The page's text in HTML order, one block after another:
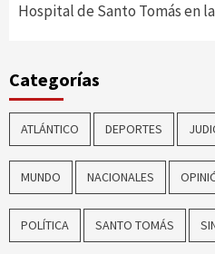
Hospital de Santo Tomás en
Categorías
ATLÁNTICO DEPORTES
MUNDO NACIONALES
POLÍTICA SANTO TOMÁS